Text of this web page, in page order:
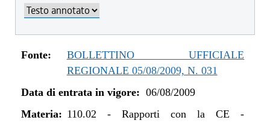
dal 08/07/2010 al 27/10/2010
dal 01/01/2010 al 07/07/2010
dal 06/08/2009 al 31/12/2009
Fonte:
BOLLETTINO UFFICIALE
REGIONALE 05/08/2009, N. 031
Data di entrata in vigore: 06/08/2009
Materia: 110.02 - Rapporti con la CE -